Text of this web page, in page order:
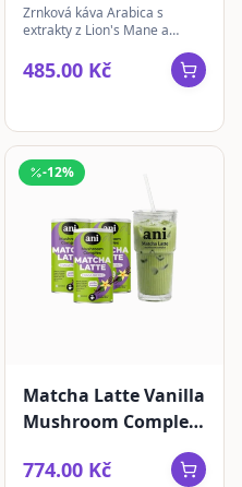
Coffee | zrnková 350
g
Zrnková káva Arabica s
extrakty z Lion's Mane a
dne a podporu soustředění.
485.00 Kč
-12%
Matcha Latte Vanilla
Mushroom Complex
774.00 Kč